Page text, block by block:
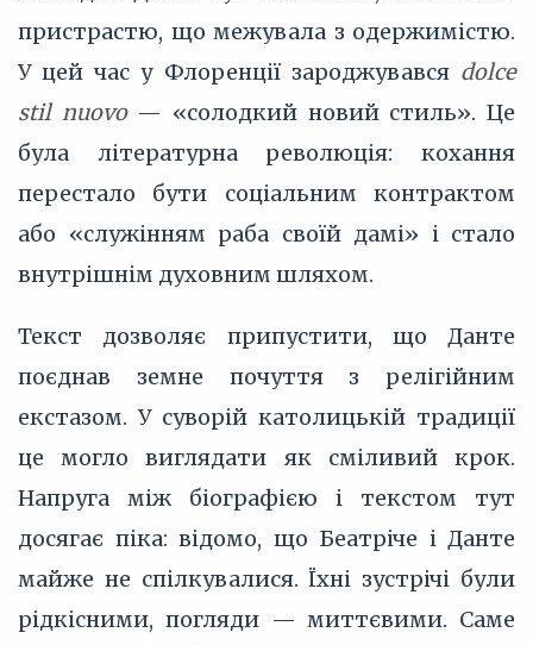
пристрастю, що межувала з одержимістю.
У цей час у Флоренції зароджувався dolce
stil nuovo— «солодкий новий стиль». Це
була літературна революція: кохання
перестало бути соціальним контрактом
або «служінням раба своїй дамі» і стало
внутрішнім духовним шляхом.
Текст дозволяє припустити, що Данте
поєднав земне почуття з релігійним
екстазом. У суворій католицькій традиції
це могло виглядати як сміливий крок.
Напруга між біографією і текстом тут
досягає піка: відомо, що Беатріче і Данте
майже не спілкувалися. Їхні зустрічі були
рідкісними, погляди — миттєвими. Саме